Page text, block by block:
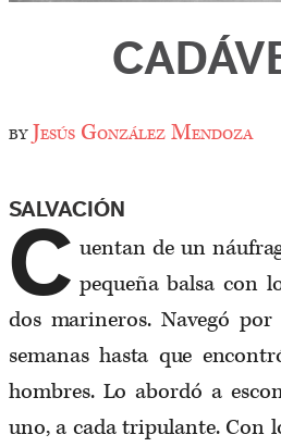
byJesús González Mendoza
SALVACIÓN
C uentan de un
pequeña balsa con
dos marineros. Navegó
semanas hasta que
hombres. Lo abordó a
uno, a cada tripulante. Con